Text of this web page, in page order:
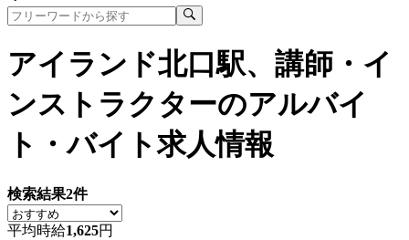
アイランド北口駅、講師・イ
ンストラクターのアルバイ
ト・バイト求人情報
検索結果2件
平均時給1,625円